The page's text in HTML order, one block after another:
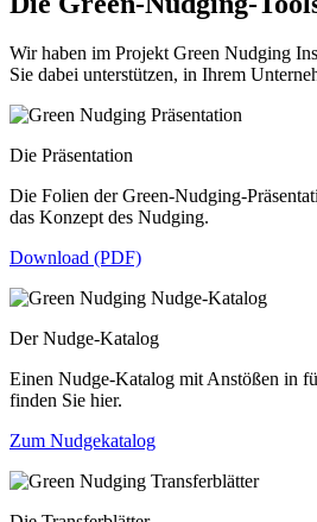
Wir haben im Projekt Green Nudging
Sie dabei unterstützen, in Ihrem
Die Präsentation
Die Folien der Green-Nudging-
das Konzept des Nudging.
Download (PDF)
Der Nudge-Katalog
Einen Nudge-Katalog mit Anstößen in
finden Sie hier.
Zum Nudgekatalog